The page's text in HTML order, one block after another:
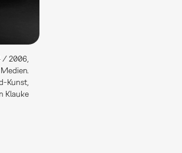
/ 2006,
Kunst,
Klauke